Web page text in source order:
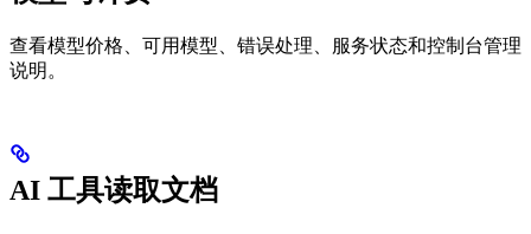
查看模型价格、可用模型、错误处理、服务状态和控制台管理
说明。
AI 工具读取文档